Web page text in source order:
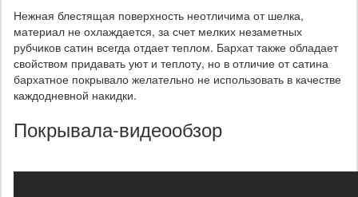
Нежная блестящая поверхность неотличима от шелка,
материал не охлаждается, за счет мелких незаметных
рубчиков сатин всегда отдает теплом. Бархат также обладает
свойством придавать уют и теплоту, но в отличие от сатина
бархатное покрывало желательно не использовать в качестве
каждодневной накидки.
Покрывала-видеообзор